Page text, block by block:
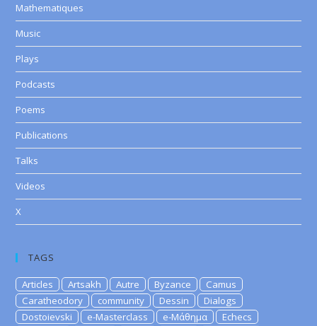
Mathematiques
Music
Plays
Podcasts
Poems
Publications
Talks
Videos
X
TAGS
Articles Artsakh Autre Byzance
Camus
Caratheodory
community Dessin
Dialogs
Dostoievski
e-Masterclass e-Μάθημα
Echecs